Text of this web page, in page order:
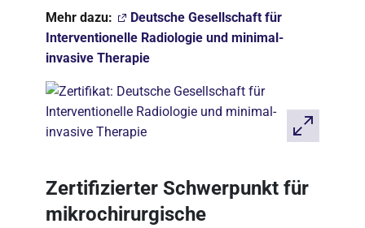
Mehr dazu:
Deutsche Gesellschaft für
Interventionelle Radiologie und minimal-
invasive Therapie
Zertifizierter Schwerpunkt für
mikrochirurgische